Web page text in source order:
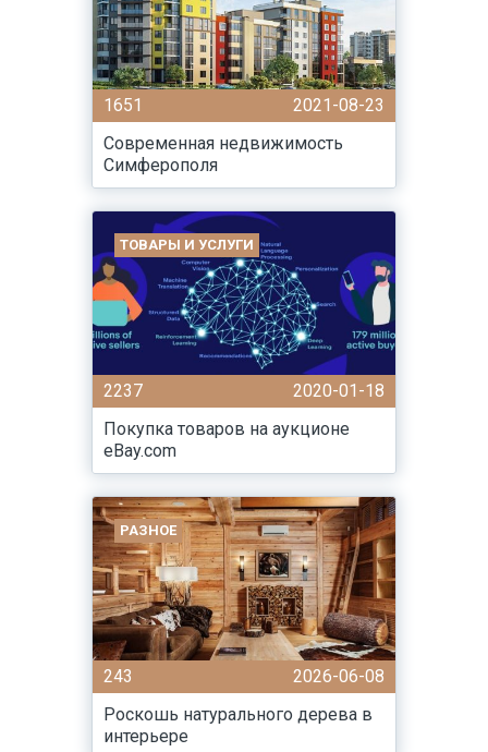
1651
2021-08-23
Современная недвижимость
Симферополя
ТОВАРЫ И УСЛУГИ
2237
2020-01-18
Покупка товаров на аукционе
eBay.com
РАЗНОЕ
243
2026-06-08
Роскошь натурального дерева в
интерьере